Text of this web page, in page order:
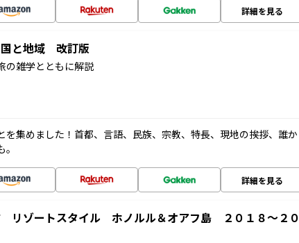
詳細を見る
と地域 改訂版
の雑学とともに解説
を集めました！首都、言語、民族、宗教、特長、現地の挨拶、誰か
詳細を見る
リゾートスタイル ホノルル＆オアフ島 ２０１８～２０